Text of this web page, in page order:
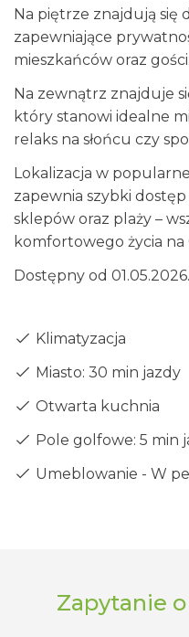
Na piętrze znajdują się
zapewniające
mieszkańców oraz gości.
Na zewnątrz znajduje
który stanowi idealne
relaks na słońcu czy
Lokalizacja w
zapewnia szybki
sklepów oraz plaży –
komfortowego życia na
Dostępny od
Klimatyzacja
Miasto: 30 min jazdy
Otwarta kuchnia
Pole golfowe: 5 min
Umeblowanie - W
Zapytanie